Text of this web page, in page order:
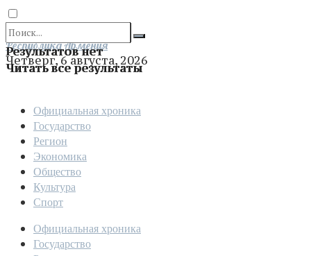
Результатов нет
Читать все результаты
Отправить
Республика Армения
Четверг, 6 августа, 2026
Официальная хроника
Государство
Регион
Экономика
Общество
Культура
Спорт
Официальная хроника
Государство